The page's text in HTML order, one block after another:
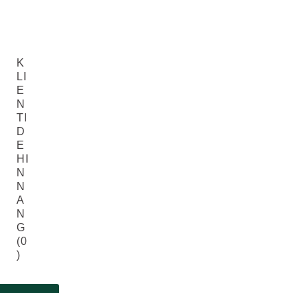
K
LI
E
N
TI
D
E
HI
N
N
A
N
G
(0
)